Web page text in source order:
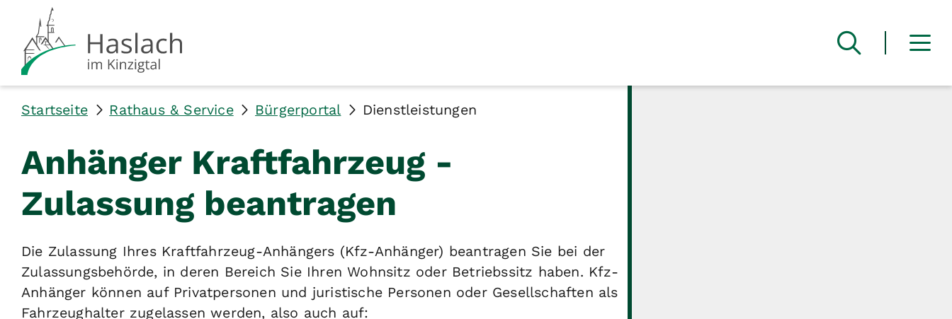
Startseite Rathaus & Service Bürgerportal Dienstleistungen
Anhänger Kraftfahrzeug -
Zulassung beantragen
Die Zulassung Ihres Kraftfahrzeug-Anhängers (Kfz-Anhänger) beantragen Sie bei der
Zulassungsbehörde, in deren Bereich Sie Ihren Wohnsitz oder Betriebssitz haben. Kfz-
Anhänger können auf Privatpersonen und juristische Personen oder Gesellschaften als
Fahrzeughalter zugelassen werden, also auch auf: